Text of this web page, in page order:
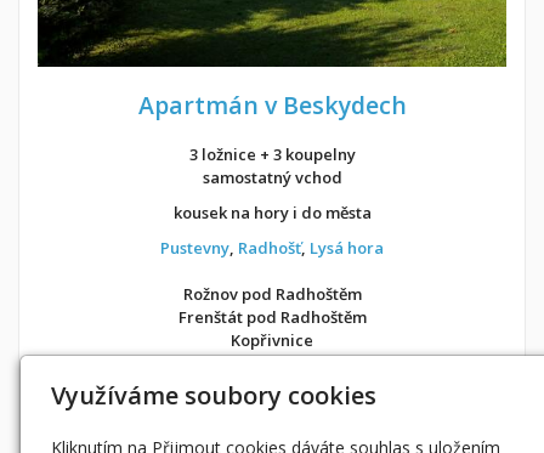
Apartmán v Beskydech
3 ložnice + 3 koupelny
samostatný vchod
kousek na hory i do města
Pustevny Radhošť, Lysá hora
Rožnov pod Radhoštěm
Frenštát pod Radhoštěm
Kopřivnice
Možnost objednání ubytování také přesAirbnb
Využíváme soubory cookies
Kliknutím na Přijmout cookies dáváte souhlas s uložením